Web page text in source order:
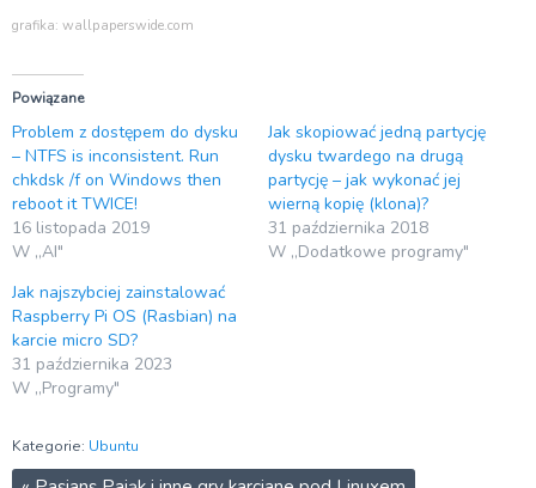
grafika: wallpaperswide.com
Powiązane
Problem z dostępem do dysku
– NTFS is inconsistent. Run
chkdsk /f on Windows then
reboot it TWICE!
16 listopada 2019
W „AI"
Jak skopiować jedną partycję
dysku twardego na drugą
partycję – jak wykonać jej
wierną kopię (klona)?
31 października 2018
W „Dodatkowe programy"
Jak najszybciej zainstalować
Raspberry Pi OS (Rasbian) na
karcie micro SD?
31 października 2023
W „Programy"
Kategorie: Ubuntu